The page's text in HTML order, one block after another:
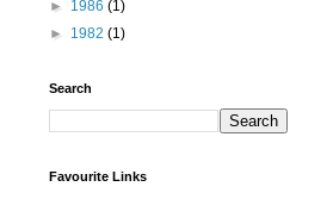
► 1986 (1)
► 1982 (1)
Search
Favourite Links